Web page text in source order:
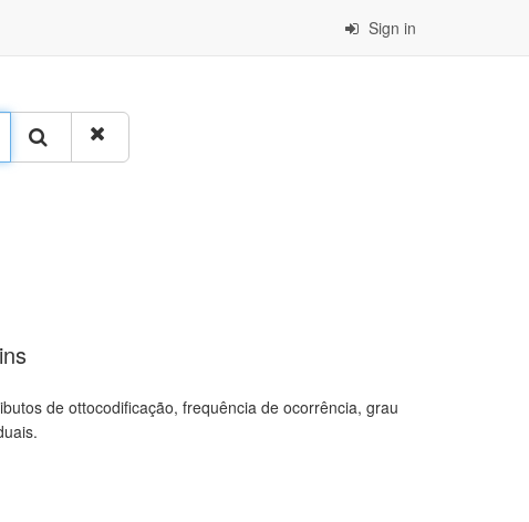
Sign in
de ottocodificação, frequência de ocorrência, grau